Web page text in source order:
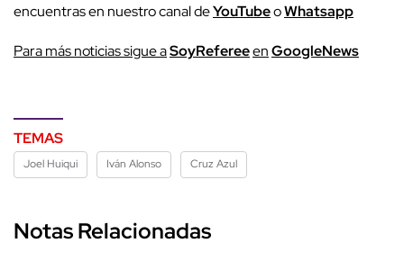
encuentras en nuestro canal deYouTubeoWhatsapp
Para más noticias sigue aSoyRefereeenGoogleNews
TEMAS
Joel Huiqui Iván Alonso Cruz Azul
Notas Relacionadas